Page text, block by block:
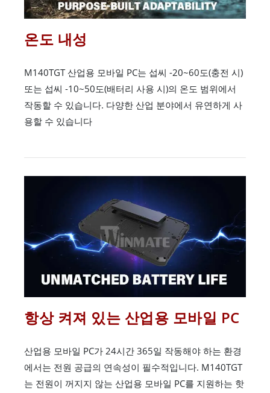
온도 내성
M140TGT 산업용 모바일 PC는 섭씨 -20~60도(충전 시)
또는 섭씨 -10~50도(배터리 사용 시)의 온도 범위에서
작동할 수 있습니다. 다양한 산업 분야에서 유연하게 사
용할 수 있습니다
항상 켜져 있는 산업용 모바일 PC
산업용 모바일 PC가 24시간 365일 작동해야 하는 환경
에서는 전원 공급의 연속성이 필수적입니다. M140TGT
는 전원이 꺼지지 않는 산업용 모바일 PC를 지원하는 핫